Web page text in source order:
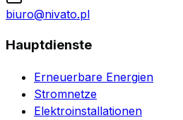
biuro@nivato.pl
Hauptdienste
Erneuerbare Energien
Stromnetze
Elektroinstallationen